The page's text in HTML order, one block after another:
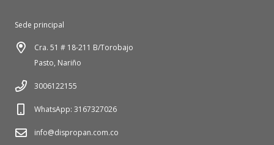
Sede principal
Cra. 51 # 18-211 B/Torobajo
Pasto, Nariño
3006122155
WhatsApp: 3167327026
info@dispropan.com.co